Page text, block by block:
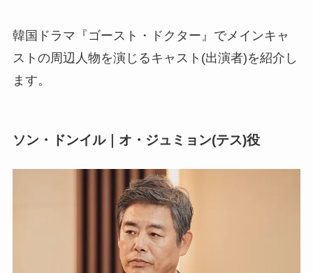
韓国ドラマ『ゴースト・ドクター』でメインキャ
ストの周辺人物を演じるキャスト(出演者)を紹介し
ます。
ソン・ドンイル｜オ・ジュミョン(テス)役